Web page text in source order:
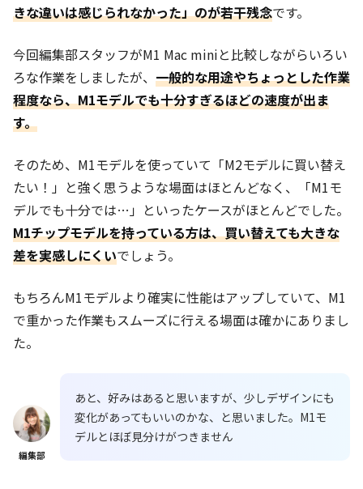
きな違いは感じられなかった」のが若干残念です。
今回編集部スタッフがM1 Mac miniと比較しながらいろい
ろな作業をしましたが、 一般的な用途やちょっとした作業
程度なら、M1モデルでも十分すぎるほどの速度が出ま
す。
そのため、M1モデルを使っていて「M2モデルに買い替え
たい！」と強く思うような場面はほとんどなく、「M1モ
デルでも十分では…」といったケースがほとんどでした。
M1チップモデルを持っている方は、買い替えても大きな
差を実感しにくいでしょう。
もちろんM1モデルより確実に性能はアップしていて、M1
で重かった作業もスムーズに行える場面は確かにありまし
た。
編集部
あと、好みはあると思いますが、少しデザインにも
変化があってもいいのかな、と思いました。M1モ
デルとほぼ見分けがつきません